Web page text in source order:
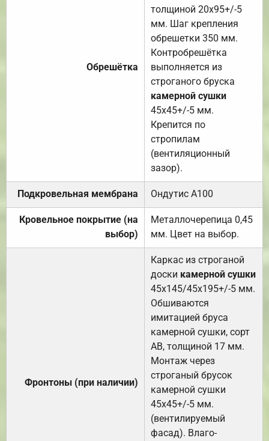
Обрешётка
толщиной 20х95+/-5
мм. Шаг крепления
обрешетки 350 мм.
Контробрешётка
выполняется из
строганого бруска
камерной сушки
45х45+/-5 мм.
Крепится по
стропилам
(вентиляционный
зазор).
Подкровельная мембрана Ондутис А100
Кровельное покрытие (на
выбор)
Металлочерепица 0,45
мм. Цвет на выбор.
Фронтоны (при наличии)
Каркас из строганой
доски камерной сушки
45х145/45х195+/-5 мм.
Обшиваются
имитацией бруса
камерной сушки, сорт
АВ, толщиной 17 мм.
Монтаж через
строганый брусок
камерной сушки
45х45+/-5 мм.
(вентилируемый
фасад). Влаго-